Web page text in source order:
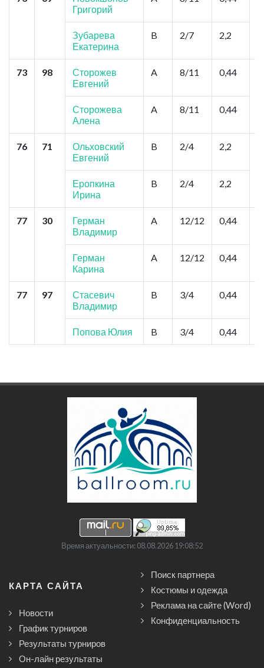
Григорий
Зубарева
Екатерина
B 2/7 2,2
73 98
Сторожев
Евгений
A 8/11 0,44
Сторожева
Алена
A 8/11 0,44
76 71
Ольховский
Евгений
B 2/4 2,2
Еропкина
Ирина
B 2/4 2,2
77 30
Герман
Владимир
A 12/12 0,44
Герман
Карина
A 12/12 0,44
77 97
Стасевич
Владимир
B 3/4 0,44
Попова Юлия
B 3/4 0,44
Время актуальности: 08.08.2026 19:08:52
КАРТА САЙТА
Новости
График турниров
Результаты турниров
Он-лайн результаты
Поиск партнера
Костюмы и одежда
Реклама на сайте (Word)
Конфиденциальность